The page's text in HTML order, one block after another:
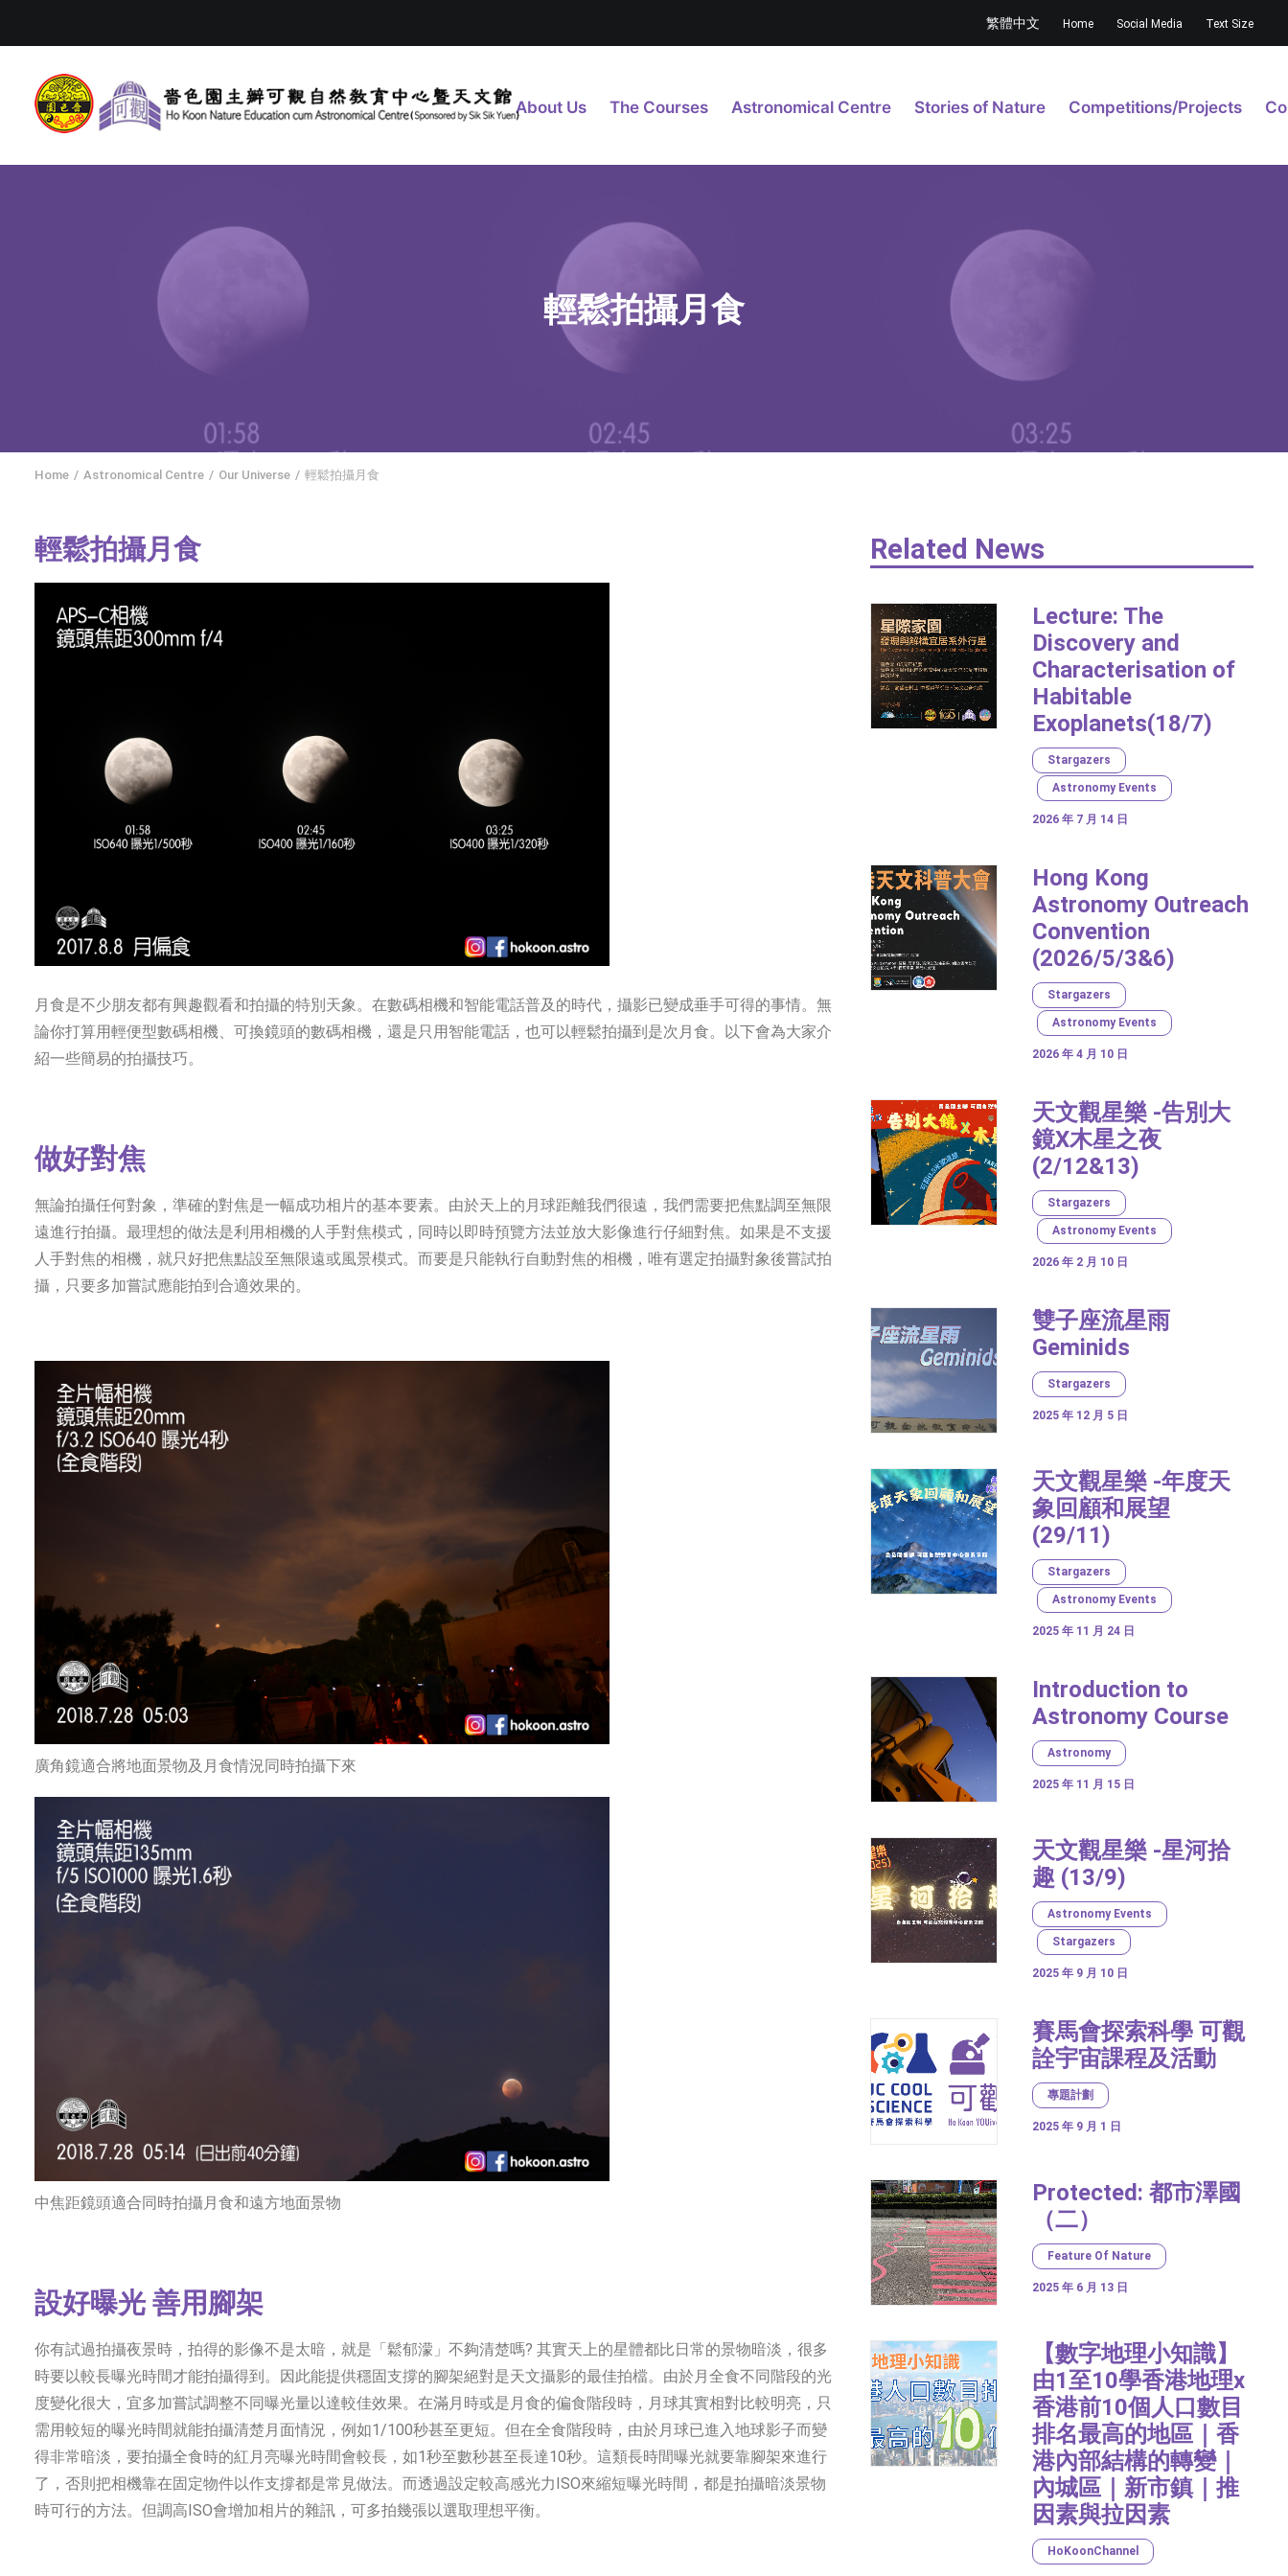
繁體中文 Home Social Media Text Size
About Us The Courses Astronomical Centre Stories of Nature Competitions/Projects
輕鬆拍攝月食
Home Astronomical Centre Our Universe 輕鬆拍攝月食
輕鬆拍攝月食
月食是不少朋友都有興趣觀看和拍攝的特別天象。在數碼相機和智能電話普及的時代，攝影已變成垂手可得的事情。無
論你打算用輕便型數碼相機、可換鏡頭的數碼相機，還是只用智能電話，也可以輕鬆拍攝到是次月食。以下會為大家介
紹一些簡易的拍攝技巧。
做好對焦
無論拍攝任何對象，準確的對焦是一幅成功相片的基本要素。由於天上的月球距離我們很遠，我們需要把焦點調至無限
遠進行拍攝。最理想的做法是利用相機的人手對焦模式，同時以即時預覽方法並放大影像進行仔細對焦。如果是不支援
人手對焦的相機，就只好把焦點設至無限遠或風景模式。而要是只能執行自動對焦的相機，唯有選定拍攝對象後嘗試拍
攝，只要多加嘗試應能拍到合適效果的。
廣角鏡適合將地面景物及月食情況同時拍攝下來
中焦距鏡頭適合同時拍攝月食和遠方地面景物
設好曝光 善用腳架
你有試過拍攝夜景時，拍得的影像不是太暗，就是「鬆郁濛」不夠清楚嗎? 其實天上的星體都比日常的景物暗淡，很多
時要以較長曝光時間才能拍攝得到。因此能提供穩固支撐的腳架絕對是天文攝影的最佳拍檔。由於月全食不同階段的光
度變化很大，宜多加嘗試調整不同曝光量以達較佳效果。在滿月時或是月食的偏食階段時，月球其實相對比較明亮，只
需用較短的曝光時間就能拍攝清楚月面情況，例如1/100秒甚至更短。但在全食階段時，由於月球已進入地球影子而變
得非常暗淡，要拍攝全食時的紅月亮曝光時間會較長，如1秒至數秒甚至長達10秒。這類長時間曝光就要靠腳架來進行
了，否則把相機靠在固定物件以作支撐都是常見做法。而透過設定較高感光力ISO來縮短曝光時間，都是拍攝暗淡景物
時可行的方法。但調高ISO會增加相片的雜訊，可多拍幾張以選取理想平衡。
Related News
Lecture: The
Discovery and
Characterisation of
Habitable
Exoplanets(18/7)
Stargazers
Astronomy Events
2026 年 7 月 14 日
Hong Kong
Astronomy Outreach
Convention
(2026/5/3&6)
Stargazers
Astronomy Events
2026 年 4 月 10 日
天文觀星樂 -告別大
鏡X木星之夜
(2/12&13)
Stargazers
Astronomy Events
2026 年 2 月 10 日
雙子座流星雨
Geminids
Stargazers
2025 年 12 月 5 日
天文觀星樂 -年度天
象回顧和展望
(29/11)
Stargazers
Astronomy Events
2025 年 11 月 24 日
Introduction to
Astronomy Course
Astronomy
2025 年 11 月 15 日
天文觀星樂 -星河拾
趣 (13/9)
Astronomy Events
Stargazers
2025 年 9 月 10 日
賽馬會探索科學 可觀
詮宇宙課程及活動
專題計劃
2025 年 9 月 1 日
Protected: 都市澤國
（二）
Feature Of Nature
2025 年 6 月 13 日
【數字地理小知識】
由1至10學香港地理x
香港前10個人口數目
排名最高的地區｜香
港內部結構的轉變｜
內城區｜新市鎮｜推
因素與拉因素
HoKoonChannel